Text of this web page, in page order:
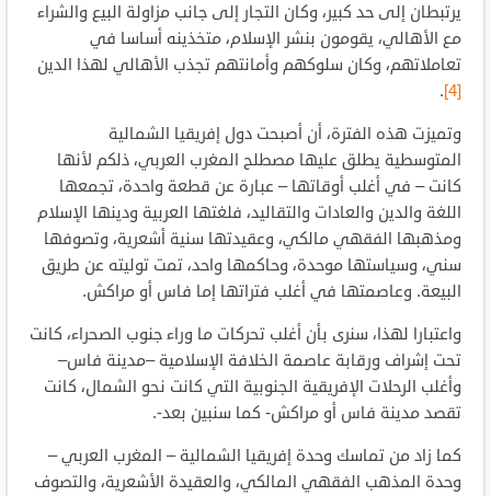
يرتبطان إلى حد كبير، وكان التجار إلى جانب مزاولة البيع والشراء
مع الأهالي، يقومون بنشر الإسلام، متخذينه أساسا في
تعاملاتهم، وكان سلوكهم وأمانتهم تجذب الأهالي لهذا الدين
[4]
.
وتميزت هذه الفترة، أن أصبحت دول إفريقيا الشمالية
المتوسطية يطلق عليها مصطلح المغرب العربي، ذلكم لأنها
كانت – في أغلب أوقاتها – عبارة عن قطعة واحدة، تجمعها
اللغة والدين والعادات والتقاليد، فلغتها العربية ودينها الإسلام
ومذهبها الفقهي مالكي، وعقيدتها سنية أشعرية، وتصوفها
سني، وسياستها موحدة، وحاكمها واحد، تمت توليته عن طريق
البيعة. وعاصمتها في أغلب فتراتها إما فاس أو مراكش.
واعتبارا لهذا، سنرى بأن أغلب تحركات ما وراء جنوب الصحراء، كانت
تحت إشراف ورقابة عاصمة الخلافة الإسلامية –مدينة فاس–
وأغلب الرحلات الإفريقية الجنوبية التي كانت نحو الشمال، كانت
تقصد مدينة فاس أو مراكش- كما سنبين بعد-.
كما زاد من تماسك وحدة إفريقيا الشمالية – المغرب العربي –
وحدة المذهب الفقهي المالكي، والعقيدة الأشعرية، والتصوف